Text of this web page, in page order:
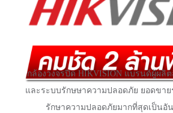
กล้องวงจรปิด HIKVISION แบรนด์ผู้ผลิ
และระบบรักษษาความปลอดภัย ยอดขา
รักษาความปลอดภัยมากที่สุดเป็นอั